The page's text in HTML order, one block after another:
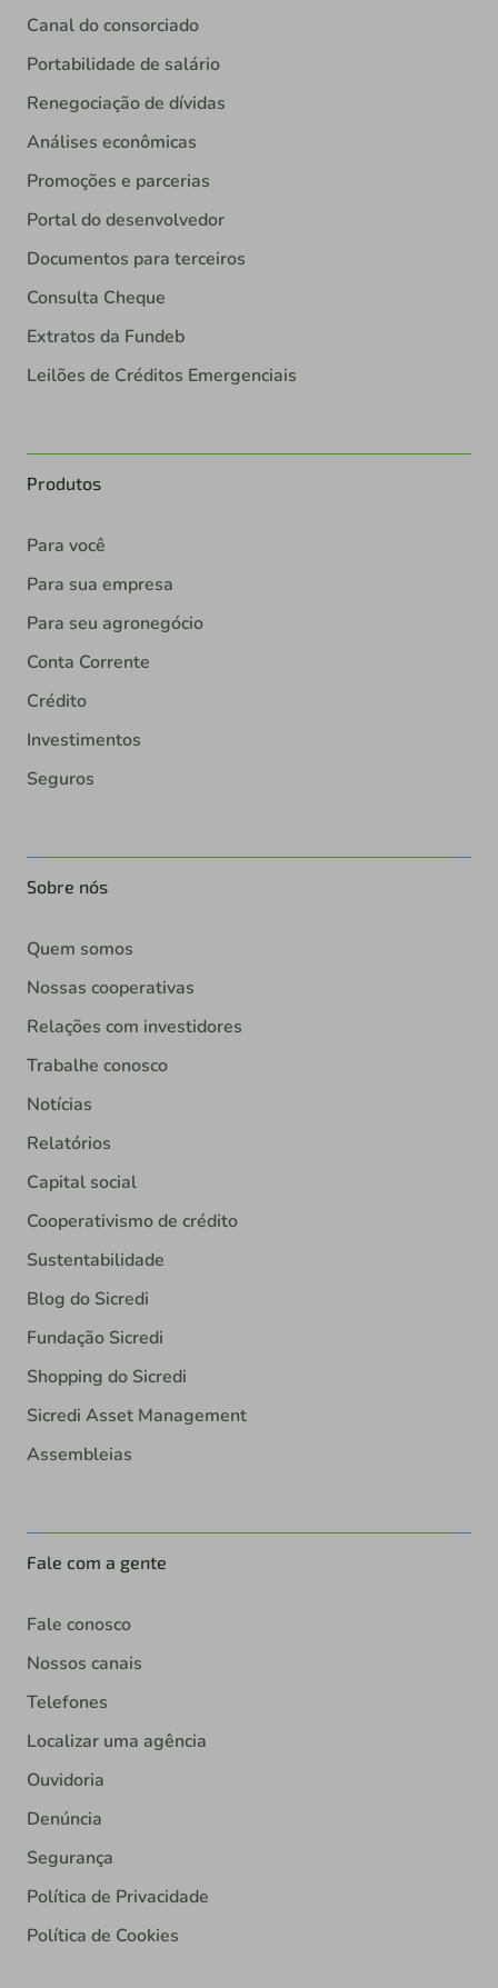
Canal do consorciado
Portabilidade de salário
Renegociação de dívidas
Análises econômicas
Promoções e parcerias
Portal do desenvolvedor
Documentos para terceiros
Consulta Cheque
Extratos da Fundeb
Leilões de Créditos Emergenciais
Produtos
Para você
Para sua empresa
Para seu agronegócio
Conta Corrente
Crédito
Investimentos
Seguros
Sobre nós
Quem somos
Nossas cooperativas
Relações com investidores
Trabalhe conosco
Notícias
Relatórios
Capital social
Cooperativismo de crédito
Sustentabilidade
Blog do Sicredi
Fundação Sicredi
Shopping do Sicredi
Sicredi Asset Management
Assembleias
Fale com a gente
Fale conosco
Nossos canais
Telefones
Localizar uma agência
Ouvidoria
Denúncia
Segurança
Política de Privacidade
Política de Cookies